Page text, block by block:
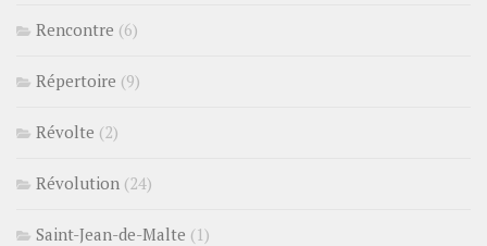
Rencontre (6)
Répertoire (9)
Révolte (2)
Révolution (24)
Saint-Jean-de-Malte (1)